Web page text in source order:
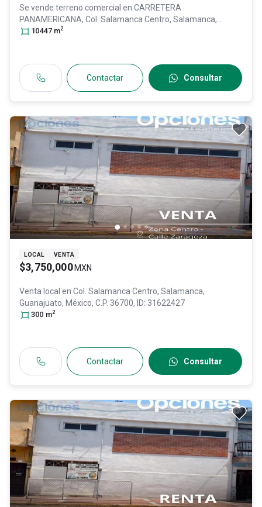
Se vende terreno comercial en CARRETERA
PANAMERICANA, Col. Salamanca Centro, Salamanca,
Guanajuato, México
10447 m2
Contactar Consultar
LOCAL VENTA
$3,750,000 MXN
Venta local en Col. Salamanca Centro, Salamanca,
Guanajuato, México, C.P. 36700, ID: 31622427
300 m2
Contactar Consultar